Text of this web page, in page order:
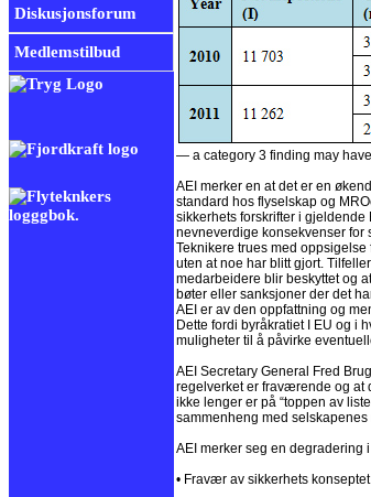
Diskusjonsforum
Medlemstilbud
— a category 3 finding may
AEI merker en at det er en
standard hos flyselskap og
sikkerhets forskrifter i gjeldende
nevneverdige konsekvenser for
Teknikere trues med
uten at noe har blitt gjort.
medarbeidere blir beskyttet og
bøter eller sanksjoner der det
AEI er av den oppfattning og
Dette fordi byråkratiet I EU og i
muligheter til å påvirke
AEI Secretary General Fred
regelverket er fraværende og at
ikke lenger er på “toppen av
sammenheng med
AEI merker seg en degradering
• Fravær av sikkerhets